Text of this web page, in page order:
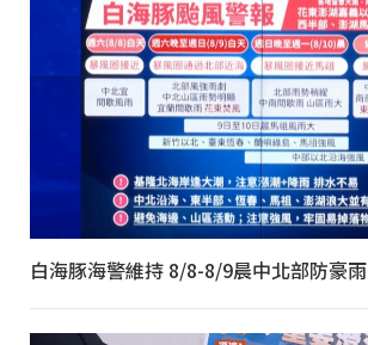
白海豚海警維持 8/8-8/9晨中北部防豪雨